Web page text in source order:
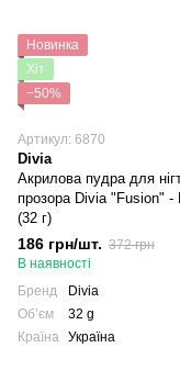
Новинка
Хіт
−50%
Артикул: 6870
Divia
Акрилова пудра для
прозора Divia "Fusion" -
(32 г)
186 грн/шт. 372 грн
В наявності
Бренд
Divia
Обʼєм
32 g
Країна
Україна